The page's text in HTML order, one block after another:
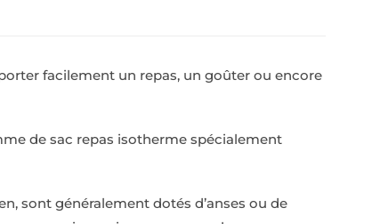
facilement un repas, un goûter ou encore
de sac repas isotherme spécialement
sont généralement dotés d’anses ou de